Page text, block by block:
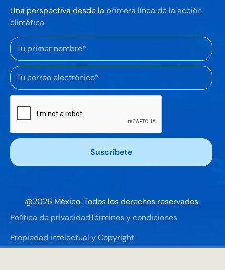
Una perspectiva desde la primera línea de la acción
climática.
@2026 México. Todos los derechos reservados.
Política de privacidadTérminos y condiciones
Propiedad intelectual y Copyright